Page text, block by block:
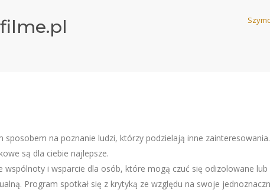
na poznanie ludzi, którzy podzielają inne zainteresowania.
są dla ciebie najlepsze.
i wsparcie dla osób, które mogą czuć się odizolowane lub
Program spotkał się z krytyką ze względu na swoje